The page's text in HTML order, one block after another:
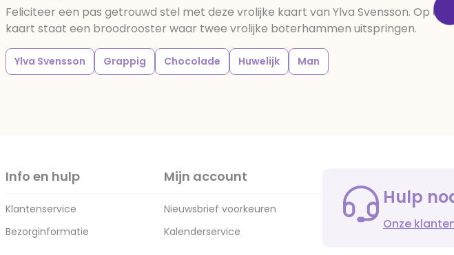
Feliciteer een pas getrouwd stel met deze vrolijke kaart van Ylva Svensson. Op de
kaart staat een broodrooster waar twee vrolijke boterhammen uitspringen.
Ylva Svensson Grappig Chocolade Huwelijk Man
Info en hulp
Klantenservice
Bezorginformatie
Mijn account
Nieuwsbrief voorkeuren
Kalenderservice
Hulp
Onze